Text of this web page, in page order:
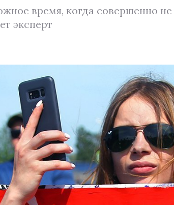
время, когда совершенно
эксперт